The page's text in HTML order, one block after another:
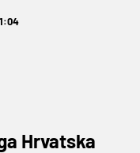
Hrvatska